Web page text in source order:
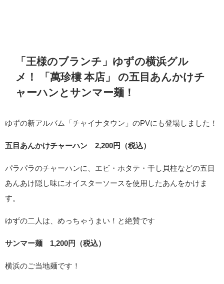
「王様のブランチ」ゆずの横浜グル
メ！ 「 萬珍樓 本店」 の五目あんかけチ
ャーハンとサンマー麺！
ゆずの新アルバム「チャイナタウン」のPVにも登場しました！
五目あんかけチャーハン 2,200円（税込）
パラパラのチャーハンに、エビ・ホタテ・干し貝柱などの五目
あんあけ隠し味にオイスターソースを使用したあんをかけま
す。
ゆずの二人は、めっちゃうまい！と絶賛です
サンマー麺 1,200円（税込）
横浜のご当地麺です！